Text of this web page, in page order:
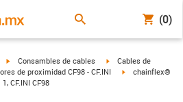
(0)
igus-icon-arrow-right
Consambles de cables igus-icon-arrow-right
Cables de
right
de proximidad CF98 - CF.INI igus-icon-
chainflex®
CF.INI CF98